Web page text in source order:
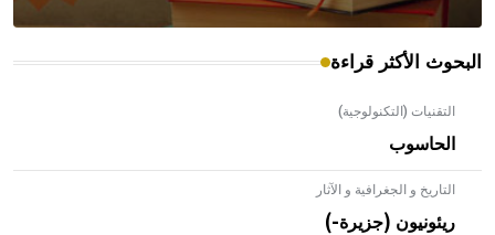
البحوث الأكثر قراءة
التقنيات (التكنولوجية)
الحاسوب
التاريخ و الجغرافية و الآثار
ريئونيون (جزيرة-)